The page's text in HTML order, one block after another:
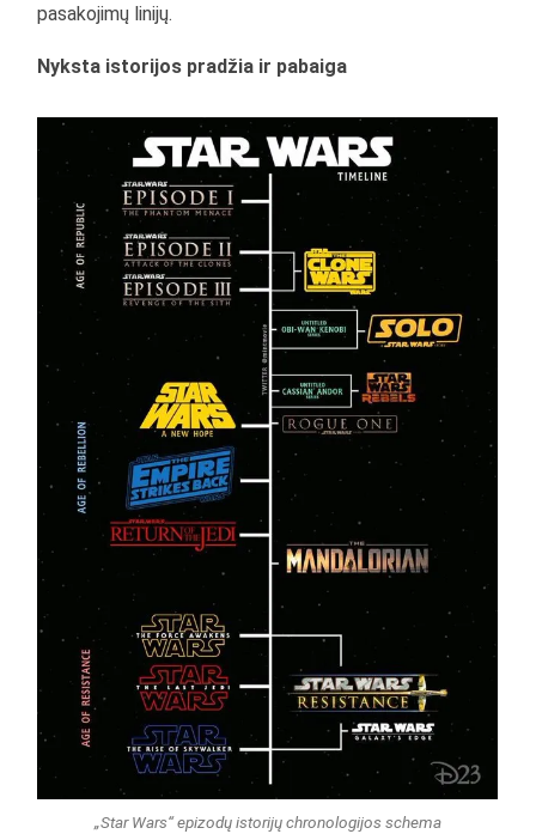
pasakojimų linijų.
Nyksta istorijos pradžia ir pabaiga
„Star Wars“ epizodų istorijų chronologijos schema